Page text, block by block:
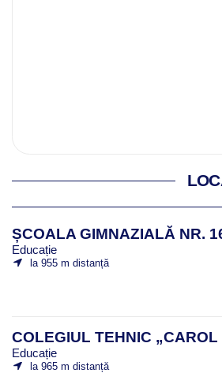
ȘCOALA GIMNAZIALĂ NR.
Educație
la 955 m distanță
COLEGIUL TEHNIC „CAROL
Educație
la 965 m distanță